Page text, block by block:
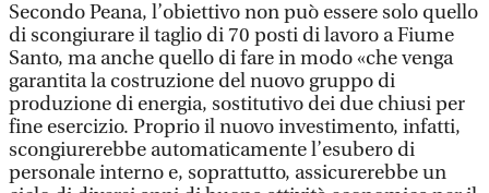
Secondo Peana, l’obiettivo non può essere solo quello
di scongiurare il taglio di 70 posti di lavoro a Fiume
Santo, ma anche quello di fare in modo «che venga
garantita la costruzione del nuovo gruppo di
produzione di energia, sostitutivo dei due chiusi per
fine esercizio. Proprio il nuovo investimento, infatti,
scongiurerebbe automaticamente l’esubero di
personale interno e, soprattutto, assicurerebbe un